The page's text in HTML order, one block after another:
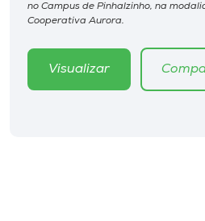
Editora
Rádio
no Campus de Pinhalzinho, na
Cooperativa Aurora.
Visualizar